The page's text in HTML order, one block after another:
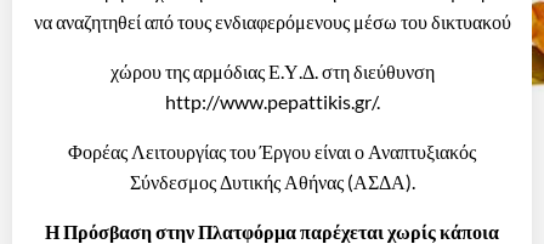
να αναζητηθεί από τους ενδιαφερόμενους μέσω του δικτυακού
χώρου της αρμόδιας Ε.Υ.Δ. στη διεύθυνση
http://www.pepattikis.gr/.
Φορέας Λειτουργίας του Έργου είναι ο Αναπτυξιακός
Σύνδεσμος Δυτικής Αθήνας (ΑΣΔΑ).
Η Πρόσβαση στην Πλατφόρμα παρέχεται χωρίς κάποια